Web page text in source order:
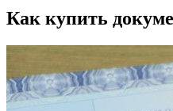
Как купить